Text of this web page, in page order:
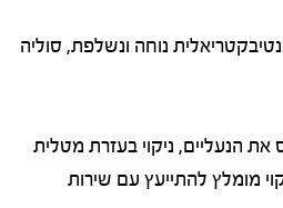
נוחה ונשלפת, סוליה
את הנעליים, ניקוי בעזרת מטלית
מומלץ להתייעץ עם שירות